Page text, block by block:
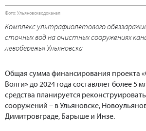
Фото: Ульяновскводоканал
Комплекс ультрафиолетового
сточных вод на очистных сооружениях
левобережья Ульяновска
Общая сумма финансирования проекта
Волги» до 2024 года составляет более 5
средства планируется
сооружений – в Ульяновске,
Димитровграде, Барыше и Инзе.